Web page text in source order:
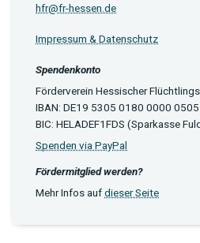
hfr@fr-hessen.de
Impressum & Datenschutz
Spendenkonto
Förderverein Hessischer
IBAN: DE19 5305 0180 0000
BIC: HELADEF1FDS (Sparkasse
Spenden via PayPal
Fördermitglied werden?
Mehr Infos aufdieser Seite